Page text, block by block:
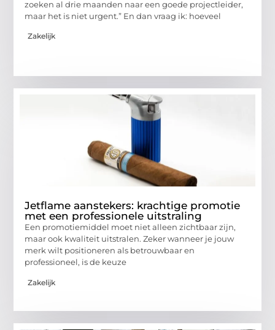
zoeken al drie maanden naar een goede projectleider,
maar het is niet urgent.” En dan vraag ik: hoeveel
Zakelijk
Jetflame aanstekers: krachtige promotie
met een professionele uitstraling
Een promotiemiddel moet niet alleen zichtbaar zijn,
maar ook kwaliteit uitstralen. Zeker wanneer je jouw
merk wilt positioneren als betrouwbaar en
professioneel, is de keuze
Zakelijk